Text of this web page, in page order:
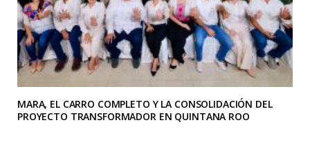
MARA, EL CARRO COMPLETO Y LA CONSOLIDACIÓN DEL
PROYECTO TRANSFORMADOR EN QUINTANA ROO